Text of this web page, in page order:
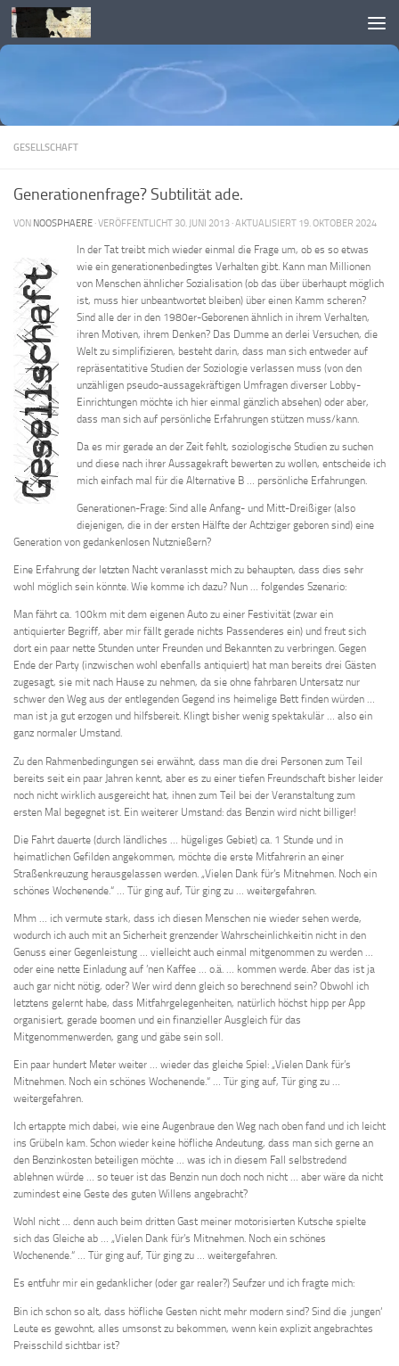
Skip to content
GESELLSCHAFT
Generationenfrage? Subtilität ade.
VON NOOSPHAERE · VERÖFFENTLICHT 30. JUNI 2013 · AKTUALISIERT 19. OKTOBER 2024
In der Tat treibt mich wieder einmal die Frage um, ob es so etwas
wie ein generationenbedingtes Verhalten gibt. Kann man Millionen
von Menschen ähnlicher Sozialisation (ob das über überhaupt möglich
ist, muss hier unbeantwortet bleiben) über einen Kamm scheren?
Sind alle der in den 1980er-Geborenen ähnlich in ihrem Verhalten,
ihren Motiven, ihrem Denken? Das Dumme an derlei Versuchen, die
Welt zu simplifizieren, besteht darin, dass man sich entweder auf
repräsentatitive Studien der Soziologie verlassen muss (von den
unzähligen pseudo-aussagekräftigen Umfragen diverser Lobby-
Einrichtungen möchte ich hier einmal gänzlich absehen) oder aber,
dass man sich auf persönliche Erfahrungen stützen muss/kann.
Da es mir gerade an der Zeit fehlt, soziologische Studien zu suchen
und diese nach ihrer Aussagekraft bewerten zu wollen, entscheide ich
mich einfach mal für die Alternative B … persönliche Erfahrungen.
Generationen-Frage: Sind alle Anfang- und Mitt-Dreißiger (also
diejenigen, die in der ersten Hälfte der Achtziger geboren sind) eine
Generation von gedankenlosen Nutznießern?
Eine Erfahrung der letzten Nacht veranlasst mich zu behaupten, dass dies sehr
wohl möglich sein könnte. Wie komme ich dazu? Nun … folgendes Szenario:
Man fährt ca. 100km mit dem eigenen Auto zu einer Festivität (zwar ein
antiquierter Begriff, aber mir fällt gerade nichts Passenderes ein) und freut sich
dort ein paar nette Stunden unter Freunden und Bekannten zu verbringen. Gegen
Ende der Party (inzwischen wohl ebenfalls antiquiert) hat man bereits drei Gästen
zugesagt, sie mit nach Hause zu nehmen, da sie ohne fahrbaren Untersatz nur
schwer den Weg aus der entlegenden Gegend ins heimelige Bett finden würden …
man ist ja gut erzogen und hilfsbereit. Klingt bisher wenig spektakulär … also ein
ganz normaler Umstand.
Zu den Rahmenbedingungen sei erwähnt, dass man die drei Personen zum Teil
bereits seit ein paar Jahren kennt, aber es zu einer tiefen Freundschaft bisher leider
noch nicht wirklich ausgereicht hat, ihnen zum Teil bei der Veranstaltung zum
ersten Mal begegnet ist. Ein weiterer Umstand: das Benzin wird nicht billiger!
Die Fahrt dauerte (durch ländliches … hügeliges Gebiet) ca. 1 Stunde und in
heimatlichen Gefilden angekommen, möchte die erste Mitfahrerin an einer
Straßenkreuzung herausgelassen werden. „Vielen Dank für’s Mitnehmen. Noch ein
schönes Wochenende.“ … Tür ging auf, Tür ging zu … weitergefahren.
Mhm … ich vermute stark, dass ich diesen Menschen nie wieder sehen werde,
wodurch ich auch mit an Sicherheit grenzender Wahrscheinlichkeitin nicht in den
Genuss einer Gegenleistung … vielleicht auch einmal mitgenommen zu werden …
oder eine nette Einladung auf ’nen Kaffee … o.ä. … kommen werde. Aber das ist ja
auch gar nicht nötig, oder? Wer wird denn gleich so berechnend sein? Obwohl ich
letztens gelernt habe, dass Mitfahrgelegenheiten, natürlich höchst hipp per App
organisiert, gerade boomen und ein finanzieller Ausgleich für das
Mitgenommenwerden, gang und gäbe sein soll.
Ein paar hundert Meter weiter … wieder das gleiche Spiel: „Vielen Dank für’s
Mitnehmen. Noch ein schönes Wochenende.“ … Tür ging auf, Tür ging zu …
weitergefahren.
Ich ertappte mich dabei, wie eine Augenbraue den Weg nach oben fand und ich leicht
ins Grübeln kam. Schon wieder keine höfliche Andeutung, dass man sich gerne an
den Benzinkosten beteiligen möchte … was ich in diesem Fall selbstredend
ablehnen würde … so teuer ist das Benzin nun doch noch nicht … aber wäre da nicht
zumindest eine Geste des guten Willens angebracht?
Wohl nicht … denn auch beim dritten Gast meiner motorisierten Kutsche spielte
sich das Gleiche ab … „Vielen Dank für’s Mitnehmen. Noch ein schönes
Wochenende.“ … Tür ging auf, Tür ging zu … weitergefahren.
Es entfuhr mir ein gedanklicher (oder gar realer?) Seufzer und ich fragte mich:
Bin ich schon so alt, dass höfliche Gesten nicht mehr modern sind? Sind die ‚jungen‘
Leute es gewohnt, alles umsonst zu bekommen, wenn kein explizit angebrachtes
Preisschild sichtbar ist?